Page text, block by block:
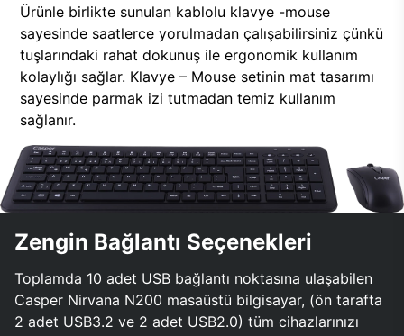
Ürünle birlikte sunulan kablolu klavye -mouse
sayesinde saatlerce yorulmadan çalışabilirsiniz çünkü
tuşlarındaki rahat dokunuş ile ergonomik kullanım
kolaylığı sağlar. Klavye – Mouse setinin mat tasarımı
sayesinde parmak izi tutmadan temiz kullanım
sağlanır.
Zengin Bağlantı Seçenekleri
Toplamda 10 adet USB bağlantı noktasına ulaşabilen
Casper Nirvana N200 masaüstü bilgisayar, (ön tarafta
2 adet USB3.2 ve 2 adet USB2.0) tüm cihazlarınızı